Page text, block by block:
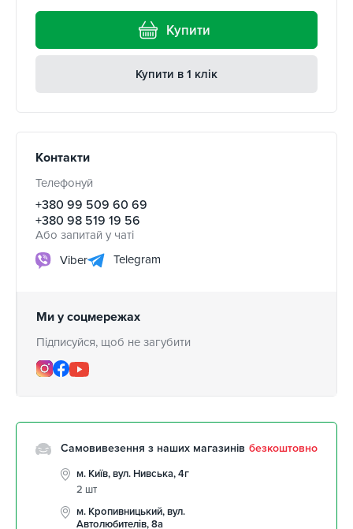
Купити
Купити в 1 клік
Контакти
Телефонуй
+380 99 509 60 69
+380 98 519 19 56
Або запитай у чаті
Viber
Telegram
Ми у соцмережах
Підписуйся, щоб не загубити
Самовивезення з наших магазинів безкоштовно
м. Київ, вул. Нивська, 4г
2 шт
м. Кропивницький, вул.
Автолюбителів, 8а